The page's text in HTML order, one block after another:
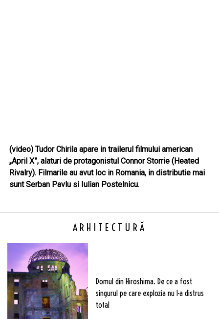
(video) Tudor Chirila apare in trailerul filmului american
„April X”, alaturi de protagonistul Connor Storrie (Heated
Rivalry). Filmarile au avut loc in Romania, in distributie mai
sunt Serban Pavlu si Iulian Postelnicu.
ARHITECTURĂ
Domul din Hiroshima. De ce a fost
singurul pe care explozia nu l-a distrus
total